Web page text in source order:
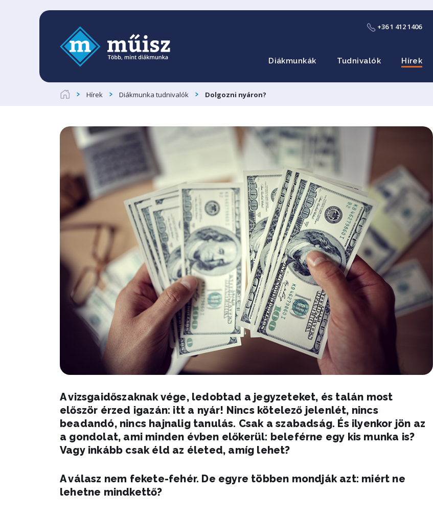
+36 1 412 1406
Diákmunkák Tudnivalók Hírek
Hírek Diákmunka tudnivalók Dolgozni nyáron?
A vizsgaidőszaknak vége, ledobtad a jegyzeteket, és talán most
először érzed igazán: itt a nyár! Nincs kötelező jelenlét, nincs
beadandó, nincs hajnalig tanulás. Csak a szabadság. És ilyenkor jön az
a gondolat, ami minden évben előkerül: beleférne egy kis munka is?
Vagy inkább csak éld az életed, amíg lehet?
A válasz nem fekete-fehér. De egyre többen mondják azt: miért ne
lehetne mindkettő?